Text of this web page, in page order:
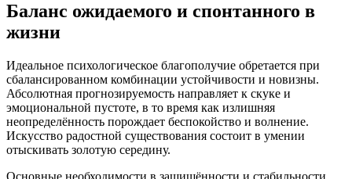
Баланс ожидаемого и спонтанного в
жизни
Идеальное психологическое благополучие обретается при
сбалансированном комбинации устойчивости и новизны.
Абсолютная прогнозируемость направляет к скуке и
эмоциональной пустоте, в то время как излишняя
неопределённость порождает беспокойство и волнение.
Искусство радостной существования состоит в умении
отыскивать золотую середину.